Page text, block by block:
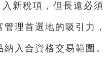
新稅項，但長遠必須
理首選地的吸引力，
入合資格交易範圍。